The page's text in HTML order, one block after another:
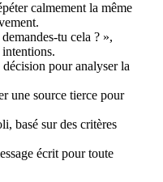
calmement la même
tu cela ? »,
pour analyser la
une source tierce pour
basé sur des critères
écrit pour toute